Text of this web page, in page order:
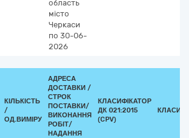
область
місто
Черкаси
по 30-06-
2026
КІЛЬКІСТЬ
/
ОД.ВИМІРУ
АДРЕСА
ДОСТАВКИ /
СТРОК
ПОСТАВКИ/
ВИКОНАННЯ
РОБІТ/
НАДАННЯ
КЛАСИФІКАТОР
ДК 021:2015
(CPV)